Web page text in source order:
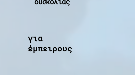
για
έμπειρους